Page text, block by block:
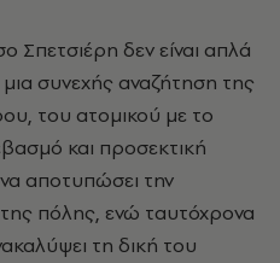
συνεχής αναζήτηση της
του ατομικού με το
και προσεκτική
αποτυπώσει την
πόλης, ενώ ταυτόχρονα
τη δική του